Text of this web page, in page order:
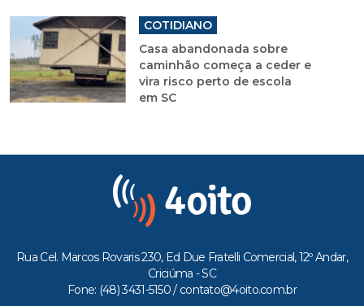
COTIDIANO
Casa abandonada sobre
caminhão começa a ceder e
vira risco perto de escola
em SC
Rua Cel. Marcos Rovaris 230, Ed Due Fratelli Comercial, 12º Andar,
Criciúma - SC
Fone: (48) 3431-5150 / contato@4oito.com.br